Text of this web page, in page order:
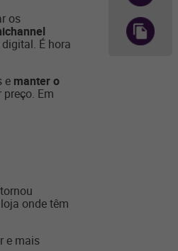
os
É hora
e manter o
Em
onde têm
e mais